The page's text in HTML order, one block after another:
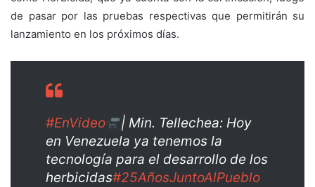
de pasar por las pruebas respectivas que permitirán su
lanzamiento en los próximos días.
#EnVideo
| Min. Tellechea: Hoy
en Venezuela ya tenemos la
tecnología para el desarrollo de los
herbicidas#25AñosJuntoAlPueblo